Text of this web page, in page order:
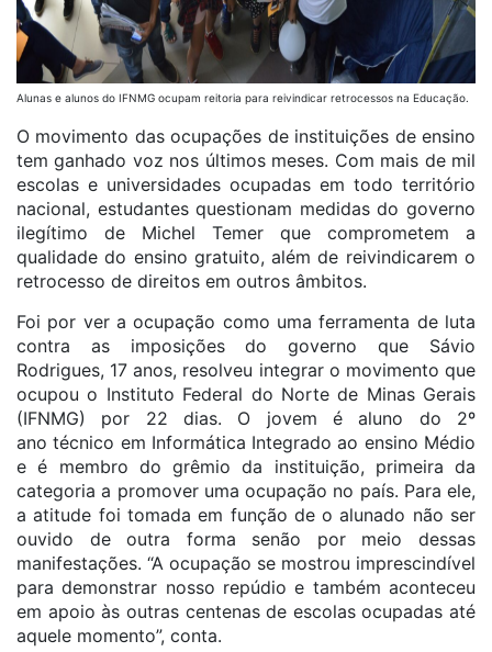
Alunas e alunos do IFNMG ocupam reitoria para reivindicar retrocessos na Educação.
O movimento das ocupações de instituições de ensino
tem ganhado voz nos últimos meses. Com mais de mil
escolas e universidades ocupadas em todo território
nacional, estudantes questionam medidas do governo
ilegítimo de Michel Temer que comprometem a
qualidade do ensino gratuito, além de reivindicarem o
retrocesso de direitos em outros âmbitos.
Foi por ver a ocupação como uma ferramenta de luta
contra as imposições do governo que Sávio
Rodrigues, 17 anos, resolveu integrar o movimento que
ocupou o Instituto Federal do Norte de Minas Gerais
(IFNMG) por 22 dias. O jovem é aluno do 2º
ano técnico em Informática Integrado ao ensino Médio
e é membro do grêmio da instituição, primeira da
categoria a promover uma ocupação no país. Para ele,
a atitude foi tomada em função de o alunado não ser
ouvido de outra forma senão por meio dessas
manifestações. “A ocupação se mostrou imprescindível
para demonstrar nosso repúdio e também aconteceu
em apoio às outras centenas de escolas ocupadas até
aquele momento”, conta.